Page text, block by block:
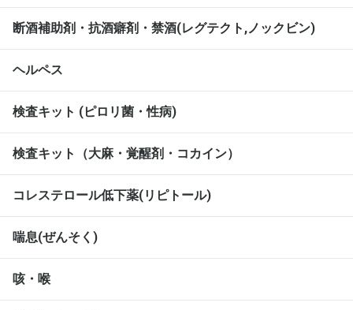
断酒補助剤・抗酒癖剤・禁酒(レグテクト,ノックビン)
ヘルペス
検査キット (ピロリ菌・性病)
検査キット（大麻・覚醒剤・コカイン）
コレステロール低下薬(リピトール)
喘息(ぜんそく)
咳・喉